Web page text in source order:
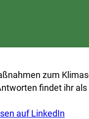
zum
findet ihr
auf LinkedIn